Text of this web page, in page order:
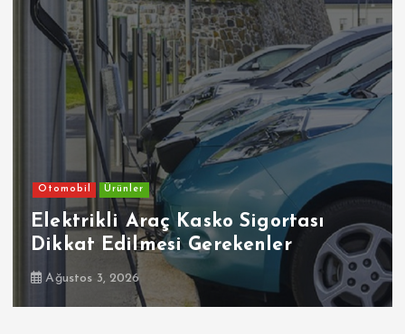
Otomobil Ürünler
Elektrikli Araç Kasko Sigortası
Dikkat Edilmesi Gerekenler
Ağustos 3, 2026